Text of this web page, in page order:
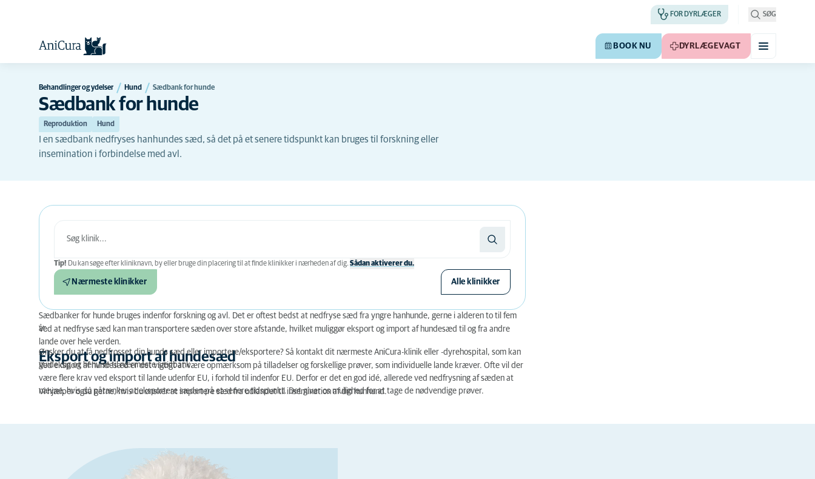
FOR DYRLÆGER SØG
BOOK NU DYRLÆGEVAGT
Behandlinger og ydelser Hund Sædbank for hunde
Sædbank for hunde
Reproduktion Hund
I en sædbank nedfryses hanhundes sæd, så det på et senere tidspunkt kan bruges til forskning eller
insemination i forbindelse med avl.
Tip! Du kan søge efter kliniknavn, by eller bruge din placering til at finde klinikker i nærheden af ​​dig. Sådan aktiverer du.
Nærmeste klinikker Alle klinikker
Sædbanker for hunde bruges indenfor forskning og avl. Det er oftest bedst at nedfryse sæd fra yngre hanhunde, gerne i alderen to til fem
år.
Ved at nedfryse sæd kan man transportere sæden over store afstande, hvilket muliggør eksport og import af hundesæd til og fra andre
lande over hele verden.
Eksport og import af hundesæd
Ønsker du at få nedfrosset din hunds sæd eller importere/eksportere? Så kontakt dit nærmeste AniCura-klinik eller -dyrehospital, som kan
guide dig og henvise til nærmeste sædbank.
Ved eksport af hundesæd er det vigtigt at være opmærksom på tilladelser og forskellige prøver, som individuelle lande kræver. Ofte vil der
være flere krav ved eksport til lande udenfor EU, i forhold til indenfor EU. Derfor er det en god idé, allerede ved nedfrysning af sæden at
nævne, hvis du påtænker at eksportere sæden på et senere tidspunkt. Det giver os mulighed for at tage de nødvendige prøver.
Vi hjælper også gerne, hvis du ønsker at importere sæd fra udlandet til insemination af din hunhund.